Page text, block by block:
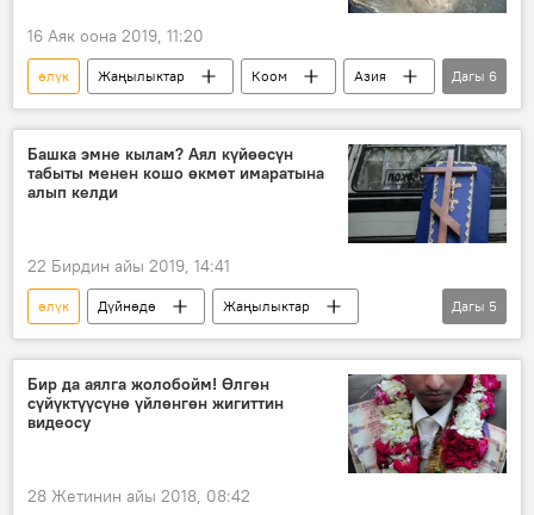
16 Аяк оона 2019, 11:20
өлүк Жаңылыктар Коом
Азия
Дүйнөдө
Басма сөзгө баяндама
Өзбекстан
аш
үйлөнүү
той
Дагы 6
Башка эмне кылам? Аял күйөөсүн
табыты менен кошо өкмөт имаратына
алып келди
22 Бирдин айы 2019, 14:41
өлүк Дүйнөдө
Жаңылыктар
Окуялар
Самара
жаназа
табыт
мүрзө
Дагы 5
Бир да аялга жолобойм! Өлгөн
сүйүктүүсүнө үйлөнгөн жигиттин
видеосу
28 Жетинин айы 2018, 08:42